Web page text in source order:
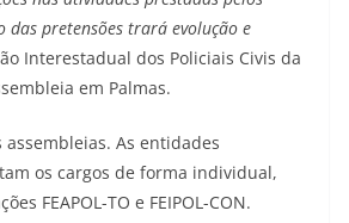
das pretensões trará evolução e
Interestadual dos Policiais Civis da
em Palmas.
As entidades
os cargos de forma individual,
FEAPOL-TO e FEIPOL-CON.